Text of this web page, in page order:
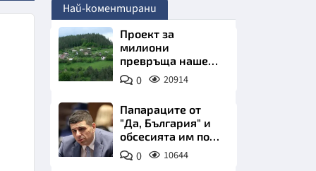
"ЧУДЕСАТА НА БЪЛГАРИЯ"
ХРАНА
Най-коментирани
Проект за
милиони
превръща наше
село в магнит за
туристи
0 20914
Папараците от
"Да, България" и
обсесията им по
Пеевски
0 10644